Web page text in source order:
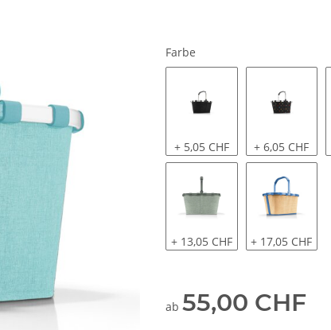
Farbe
+ 5,05 CHF + 6,05 CHF
+ 13,05 CHF + 17,05 CHF
ab 55,00 CHF